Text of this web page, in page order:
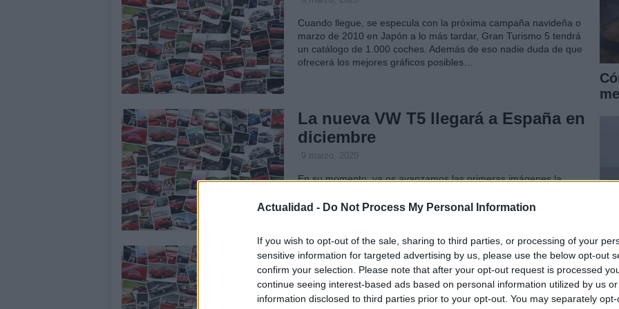
Actualidad - Do Not Process My Personal Information
If you wish to opt-out of the sale, sharing to third parties, or processing of your
sensitive information for targeted advertising by us, please use the below opt-out
confirm your selection. Please note that after your opt-out request is processed
continue seeing interest-based ads based on personal information utilized by us
information disclosed to third parties prior to your opt-out. You may separately
Cuando llegue, se especula con la próxima campaña navideña o
marzo de 2010 en Japón a lo más tardar, Gran Turismo 5 tendrá
un catálogo de 1.000 coches. Además de eso nadie duda de que
ofrecerá los mejores gráficos posibles…
La nueva VW T5 llegará a España en
diciembre
9 marzo, 2020
En su momento, ya os avanzamos las primeras imágenes la
Volkswagen T5. Aunque a lo largo de los años, este modelo ha ido
Confirmado: el GT5 no llegará hasta
después de marzo 2010 (con vídeo)
9 marzo, 2020